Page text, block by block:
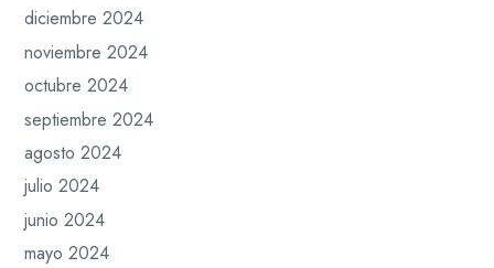
diciembre 2024
noviembre 2024
octubre 2024
septiembre 2024
agosto 2024
julio 2024
junio 2024
mayo 2024